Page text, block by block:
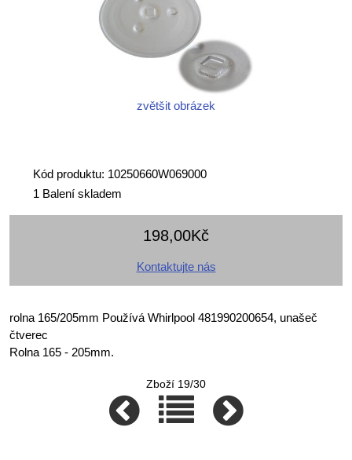
zvětšit obrázek
Kód produktu: 10250660W069000
1 Balení skladem
198,00Kč
Kontaktujte nás
rolna 165/205mm Používá Whirlpool 481990200654, unašeč
čtverec
Rolna 165 - 205mm.
Zboží 19/30